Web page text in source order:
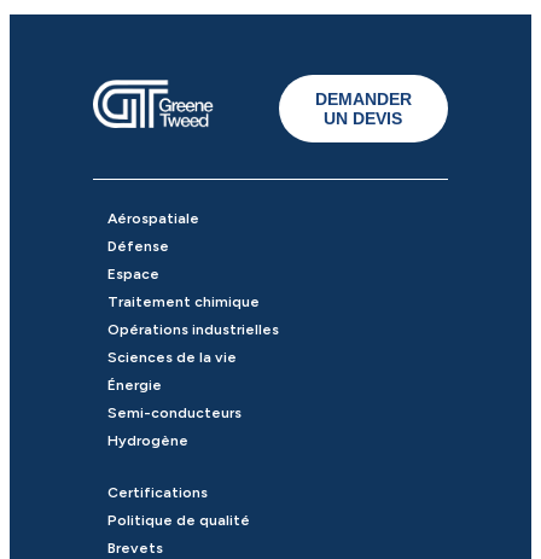
DEMANDER
UN DEVIS
Aérospatiale
Défense
Espace
Traitement chimique
Opérations industrielles
Sciences de la vie
Énergie
Semi-conducteurs
Hydrogène
Certifications
Politique de qualité
Brevets